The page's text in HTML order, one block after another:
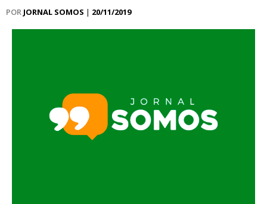
POR JORNAL SOMOS | 20/11/2019